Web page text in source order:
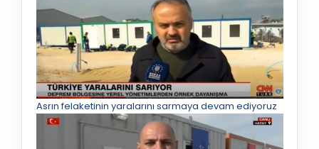
Asrın felaketinin yaralarını sarmaya devam ediyoruz